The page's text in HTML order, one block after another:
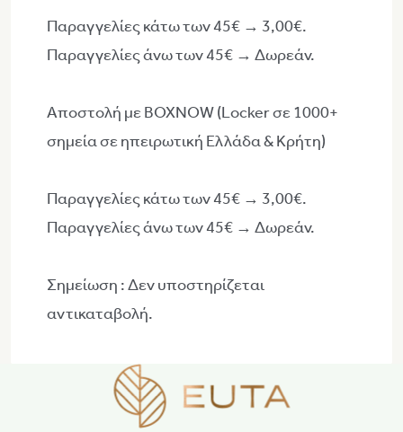
Παραγγελίες κάτω των 45€ → 3,00€.
Παραγγελίες άνω των 45€ → Δωρεάν.
Αποστολή με BOXNOW (Locker σε 1000+
σημεία σε ηπειρωτική Ελλάδα & Κρήτη)
Παραγγελίες κάτω των 45€ → 3,00€.
Παραγγελίες άνω των 45€ → Δωρεάν.
Σημείωση : Δεν υποστηρίζεται
αντικαταβολή.